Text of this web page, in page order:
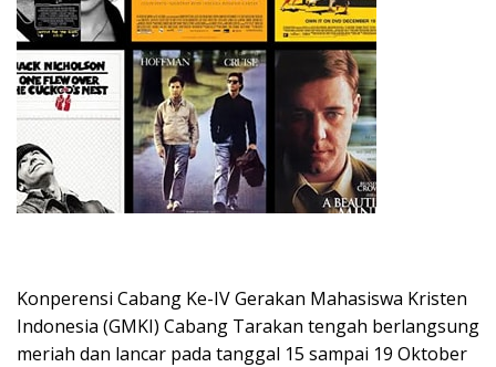
Konperensi Cabang Ke-IV Gerakan Mahasiswa Kristen
Indonesia (GMKI) Cabang Tarakan tengah berlangsung
meriah dan lancar pada tanggal 15 sampai 19 Oktober